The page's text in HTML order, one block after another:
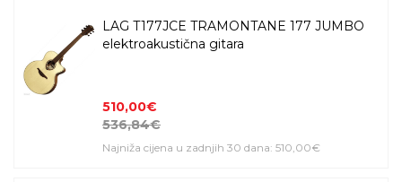
LAG T177JCE TRAMONTANE 177 JUMBO
elektroakustična gitara
510,00€
536,84€
Najniža cijena u zadnjih 30 dana: 510,00€